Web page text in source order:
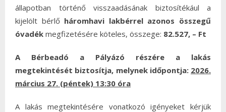
állapotban történő visszaadásának biztosítékául a
kijelölt bérlő háromhavi lakbérrel azonos összegű
óvadék megfizetésére köteles, összege: 82.527, – Ft
A Bérbeadó a Pályázó részére a lakás
megtekintését biztosítja, melynek időpontja: 2026.
március 27. (péntek) 13:30 óra
A lakás megtekintésére vonatkozó igényeket kérjük